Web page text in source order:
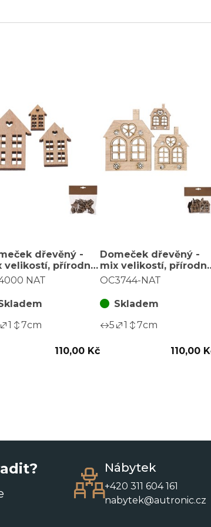
dřevěný -
velikostí, přírodní
za balení (18
NAT
1 7cm
110,00 Kč
Domeček dřevěný -
mix velikostí, přírodní
b., cena za balení (18
OC3744-NAT
Skladem
5
1 7cm
110,00
Nábytek
+420 311 604 161
nabytek@autronic.cz